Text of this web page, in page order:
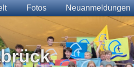
Fotos Neuanmeldungen